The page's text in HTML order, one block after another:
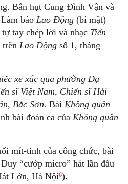
Bắn hụt Cung Đình Vận và
báoLao Động (bí mật)
tay chép lời và nhạc Tiến
trênLao Động số 1, tháng
xe xác qua phường Dạ
sĩ Việt Nam, Chiến sĩ Hải
Bắc Sơn. BàiKhông quân
bài đoàn ca củaKhông quân
mít-tinh của công chức, bài
“cướp micro” hát lần đầu
Lớn, Hà Nội6).